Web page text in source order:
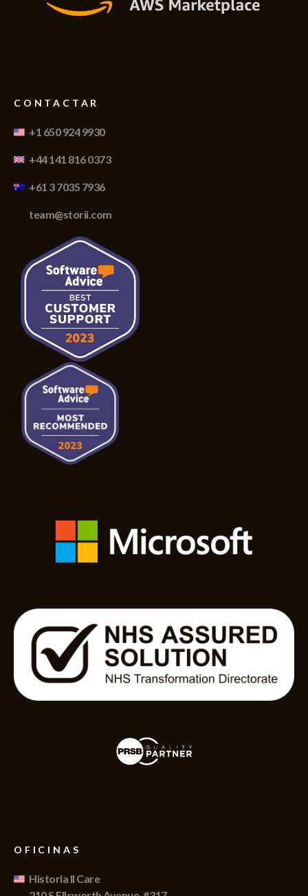
CONTACTAR
+1 650 924 9930
+44 141 816 0373
+61 3 7035 7936
team@storii.com
OFICINAS
Historia II Care